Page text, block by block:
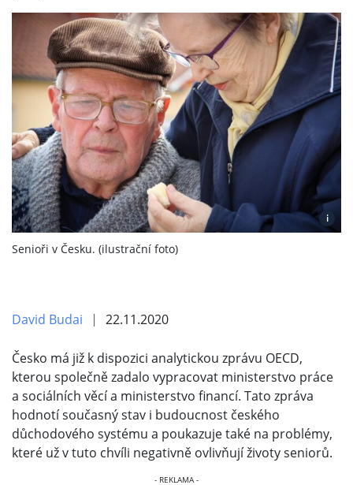
i
Senioři v Česku. (ilustrační foto)
David Budai 22.11.2020
Česko má již k dispozici analytickou zprávu OECD,
kterou společně zadalo vypracovat ministerstvo práce
a sociálních věcí a ministerstvo financí. Tato zpráva
hodnotí současný stav i budoucnost českého
důchodového systému a poukazuje také na problémy,
které už v tuto chvíli negativně ovlivňují životy seniorů.